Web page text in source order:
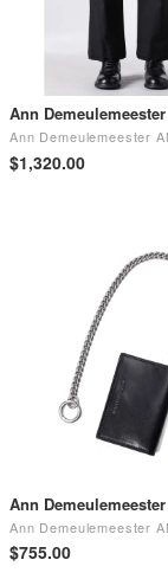
Ann Demeulemeester
$‌1,320.00
Ann Demeulemeester
$‌755.00